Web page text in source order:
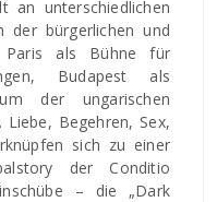
an unterschiedlichen
bürgerlichen und
Paris als Bühne für
Budapest als
der ungarischen
Liebe, Begehren, Sex,
sich zu einer
der Conditio
– die „Dark